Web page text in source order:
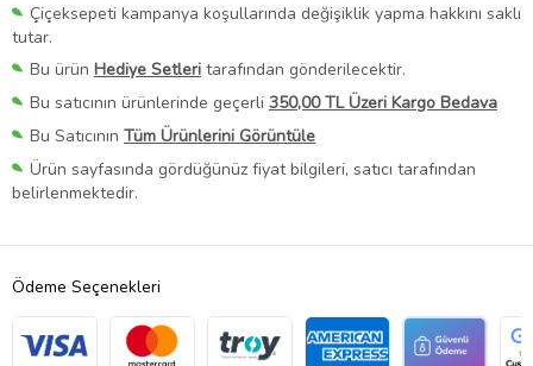
Çiçeksepeti kampanya koşullarında değişiklik yapma hakkını saklı
tutar.
Bu ürün Hediye Setleri tarafından gönderilecektir.
Bu satıcının ürünlerinde geçerli 350,00 TL Üzeri Kargo Bedava
Bu Satıcının Tüm Ürünlerini Görüntüle
Ürün sayfasında gördüğünüz fiyat bilgileri, satıcı tarafından
belirlenmektedir.
Ödeme Seçenekleri